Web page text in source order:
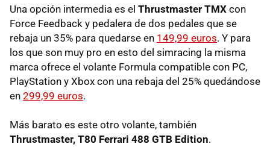
Una opción intermedia es el Thrustmaster TMX con
Force Feedback y pedalera de dos pedales que se
rebaja un 35% para quedarse en 149,99 euros. Y para
los que son muy pro en esto del simracing la misma
marca ofrece el volante Formula compatible con PC,
PlayStation y Xbox con una rebaja del 25% quedándose
en 299,99 euros.
Más barato es este otro volante, también
Thrustmaster, T80 Ferrari 488 GTB Edition.